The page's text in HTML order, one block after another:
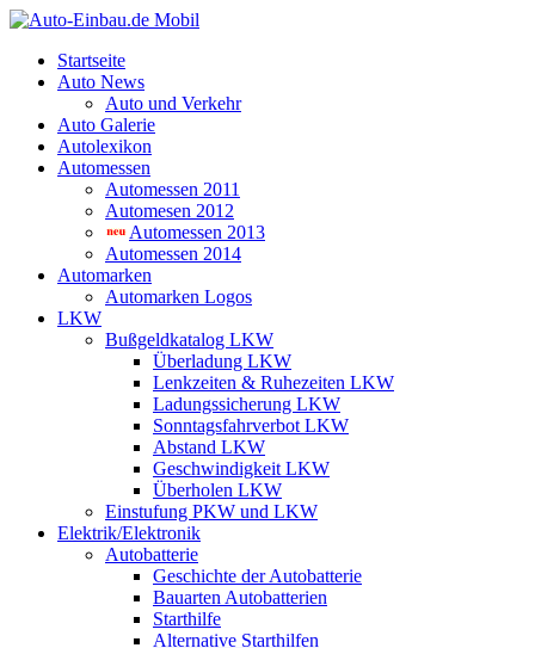
Startseite
Auto News
Auto und Verkehr
Auto Galerie
Autolexikon
Automessen
Automessen 2011
Automesen 2012
Automessen 2013
Automessen 2014
Automarken
Automarken Logos
LKW
Bußgeldkatalog LKW
Überladung LKW
Lenkzeiten & Ruhezeiten LKW
Ladungssicherung LKW
Sonntagsfahrverbot LKW
Abstand LKW
Geschwindigkeit LKW
Überholen LKW
Einstufung PKW und LKW
Elektrik/Elektronik
Autobatterie
Geschichte der Autobatterie
Bauarten Autobatterien
Starthilfe
Alternative Starthilfen